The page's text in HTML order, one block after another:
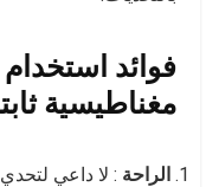
فوائد
مغناطيسية
الراحة : لا داعي